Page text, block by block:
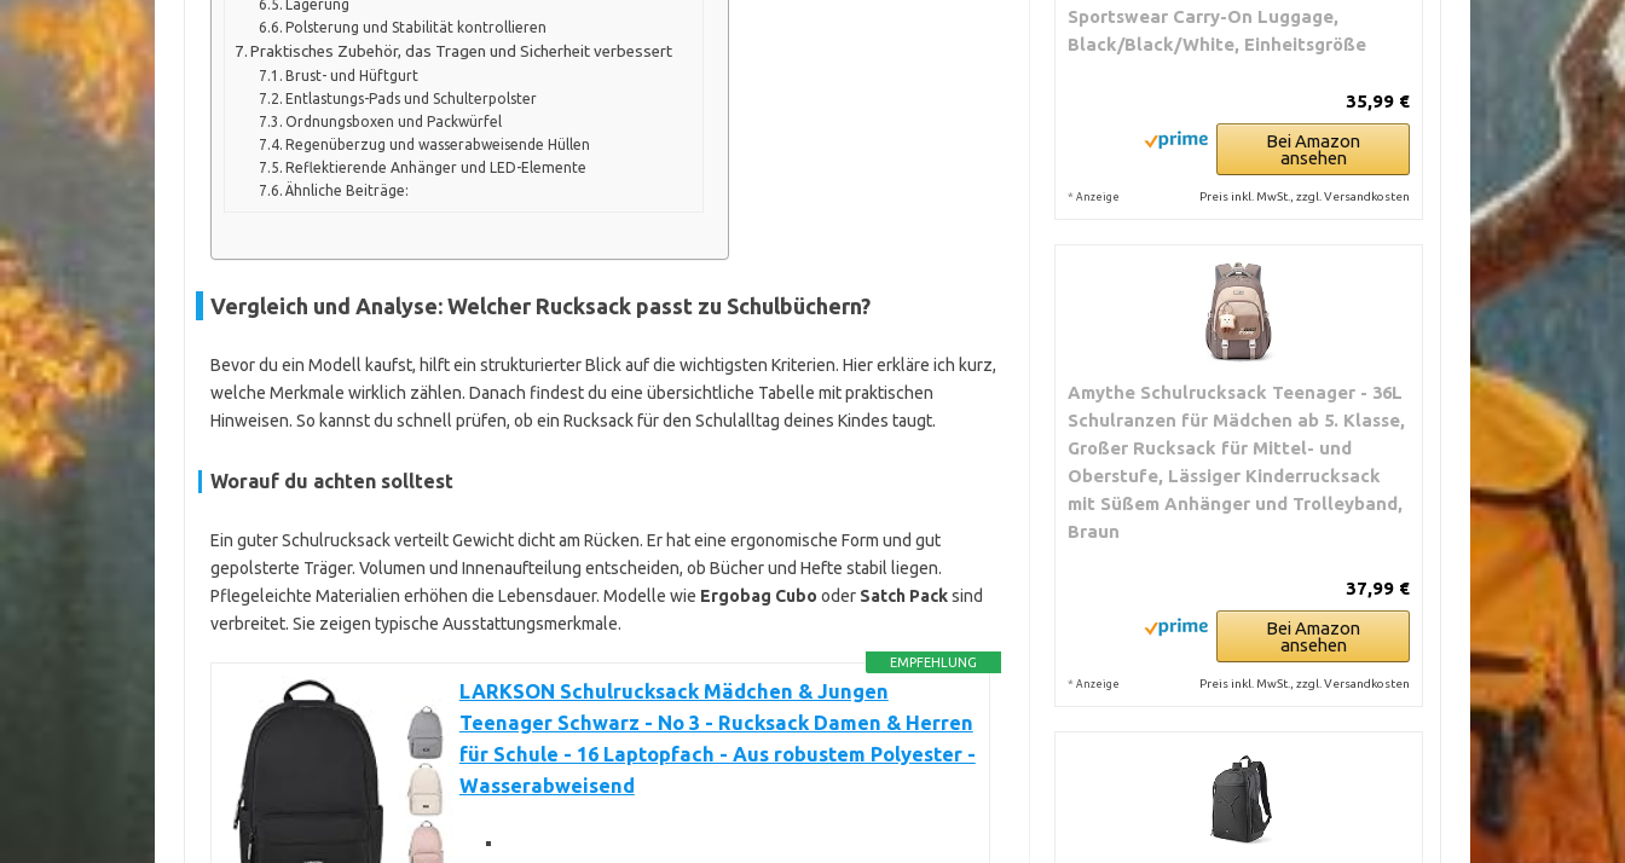
Lagerung
Polsterung und Stabilität kontrollieren
Praktisches Zubehör, das Tragen und Sicherheit verbessert
Brust- und Hüftgurt
Entlastungs-Pads und Schulterpolster
Ordnungsboxen und Packwürfel
Regenüberzug und wasserabweisende Hüllen
Reflektierende Anhänger und LED-Elemente
Ähnliche Beiträge:
Vergleich und Analyse: Welcher Rucksack passt zu Schulbüchern?
Bevor du ein Modell kaufst, hilft ein strukturierter Blick auf die wichtigsten Kriterien. Hier erkläre ich kurz,
welche Merkmale wirklich zählen. Danach findest du eine übersichtliche Tabelle mit praktischen
Hinweisen. So kannst du schnell prüfen, ob ein Rucksack für den Schulalltag deines Kindes taugt.
Worauf du achten solltest
Ein guter Schulrucksack verteilt Gewicht dicht am Rücken. Er hat eine ergonomische Form und gut
gepolsterte Träger. Volumen und Innenaufteilung entscheiden, ob Bücher und Hefte stabil liegen.
Pflegeleichte Materialien erhöhen die Lebensdauer. Modelle wie Ergobag Cubo oder Satch Packsind
verbreitet. Sie zeigen typische Ausstattungsmerkmale.
EMPFEHLUNG
LARKSON Schulrucksack Mädchen & Jungen
Teenager Schwarz - No 3 - Rucksack Damen & Herren
für Schule - 16 Laptopfach - Aus robustem Polyester -
Wasserabweisend
Sportswear Carry-On Luggage,
Black/Black/White, Einheitsgröße
35,99 €
Bei Amazon
ansehen
* Anzeige Preis inkl. MwSt., zzgl. Versandkosten
Amythe Schulrucksack Teenager - 36L
Schulranzen für Mädchen ab 5. Klasse,
Großer Rucksack für Mittel- und
Oberstufe, Lässiger Kinderrucksack
mit Süßem Anhänger und Trolleyband,
Braun
37,99 €
Bei Amazon
ansehen
* Anzeige Preis inkl. MwSt., zzgl. Versandkosten